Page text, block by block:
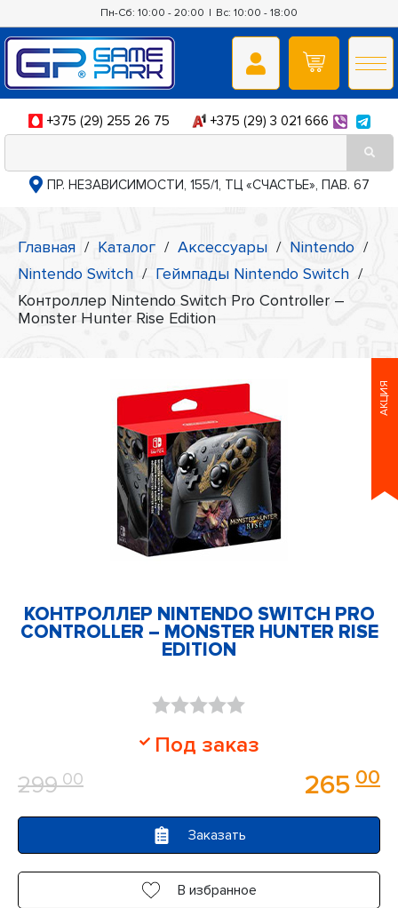
Пн-Сб: 10:00 - 20:00 | Вс: 10:00 - 18:00
+375 (29) 255 26 75 +375 (29) 3 021 666
ПР. НЕЗАВИСИМОСТИ, 155/1, ТЦ «СЧАСТЬЕ», ПАВ. 67
Главная / Каталог / Аксессуары / Nintendo /
Nintendo Switch / Геймпады Nintendo Switch /
Контроллер Nintendo Switch Pro Controller –
Monster Hunter Rise Edition
АКЦИЯ
КОНТРОЛЛЕР NINTENDO SWITCH PRO
CONTROLLER – MONSTER HUNTER RISE
EDITION
5
Под заказ
299 00 265 00
Заказать
В избранное